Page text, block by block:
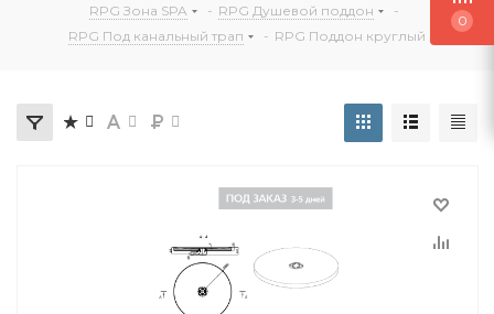
RPG Зона SPA
- RPG Душевой поддон
-
RPG Под канальный трап
- RPG Поддон круглый
0